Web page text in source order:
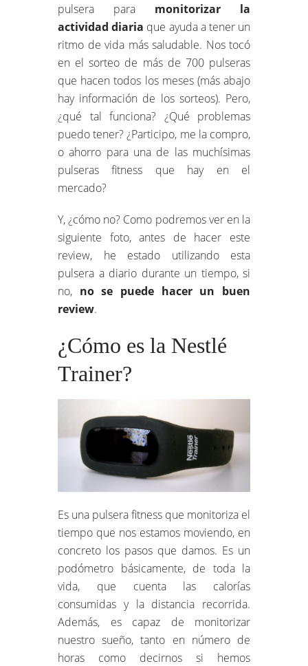
pulsera para monitorizar la
actividad diaria que ayuda a tener un
ritmo de vida más saludable. Nos tocó
en el sorteo de más de 700 pulseras
que hacen todos los meses (más abajo
hay información de los sorteos). Pero,
¿qué tal funciona? ¿Qué problemas
puedo tener? ¿Participo, me la compro,
o ahorro para una de las muchísimas
pulseras fitness que hay en el
mercado?
Y, ¿cómo no? Como podremos ver en la
siguiente foto, antes de hacer este
review, he estado utilizando esta
pulsera a diario durante un tiempo, si
no, no se puede hacer un buen
review.
¿Cómo es la Nestlé
Trainer?
Es una pulsera fitness que monitoriza el
tiempo que nos estamos moviendo, en
concreto los pasos que damos. Es un
podómetro básicamente, de toda la
vida, que cuenta las calorías
consumidas y la distancia recorrida.
Además, es capaz de monitorizar
nuestro sueño, tanto en número de
horas como decirnos si hemos